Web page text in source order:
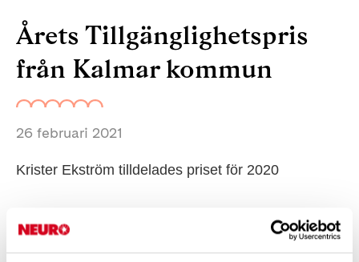
Årets Tillgänglighetspris
från Kalmar kommun
26 februari 2021
Krister Ekström tilldelades priset för 2020
kommunstyrelsen till ordföranden i Neuro Kalmar, Krister
Ekström. Han tilldelades priset för sitt mångåriga engagemang